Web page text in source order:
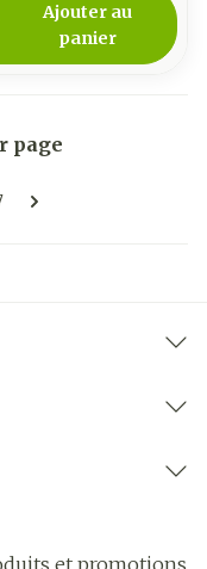
Ajouter au
panier
la page
page
et promotions